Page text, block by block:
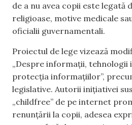
de a nu avea copii este legată
religioase, motive medicale
oficialii guvernamentali.
Proiectul de lege vizează
„Despre informații, tehnologii
protecția informațiilor”,
legislative. Autorii inițiativei
„childfree” de pe internet
renunțării la copii, adesea